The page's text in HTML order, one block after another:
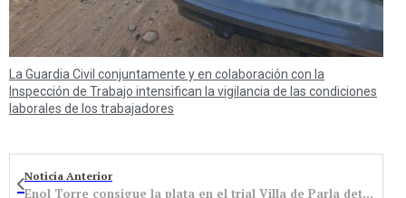
La Guardia Civil conjuntamente y en colaboración con la
Inspección de Trabajo intensifican la vigilancia de las condiciones
laborales de los trabajadores
Noticia Anterior
Enol Torre consigue la plata en el trial Villa de Parla detrás del campeón del mundo